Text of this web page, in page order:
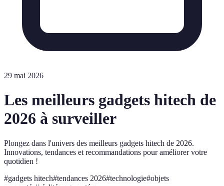
29 mai 2026
Les meilleurs gadgets hitech de
2026 à surveiller
Plongez dans l'univers des meilleurs gadgets hitech de 2026.
Innovations, tendances et recommandations pour améliorer votre
quotidien !
#gadgets hitech#tendances 2026#technologie#objets